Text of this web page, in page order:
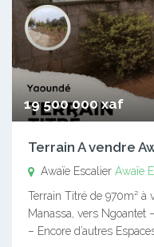
19 500 000 xaf
Terrain A vendre
Awaïe Escalier Awaïe
Terrain Titré de 970m² à
Manassa, vers Ngoantet
– Encore d’autres